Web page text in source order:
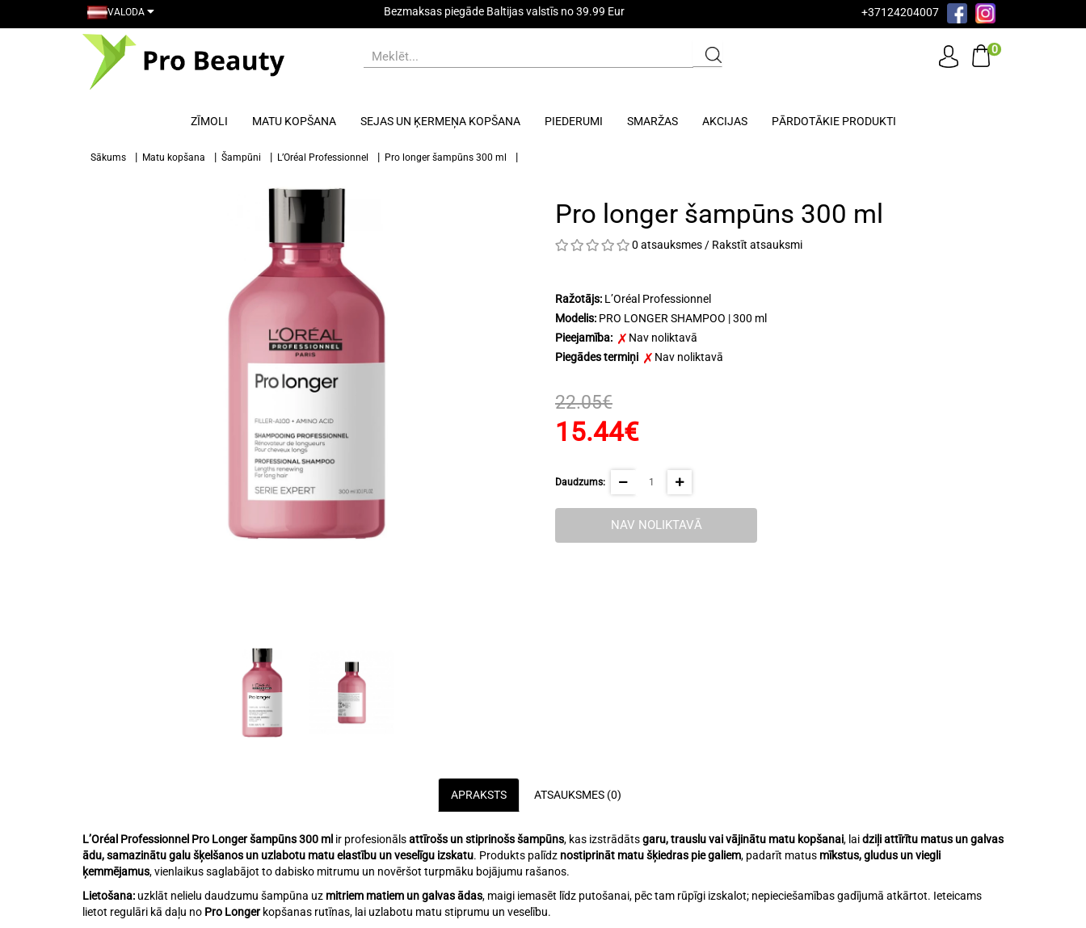
VALODA Bezmaksas piegāde Baltijas valstīs no 39.99 Eur +37124204007
0
ZĪMOLI MATU KOPŠANA SEJAS UN ĶERMEŅA KOPŠANA PIEDERUMI SMARŽAS AKCIJAS PĀRDOTĀKIE PRODUKTI
Sākums Matu kopšana Šampūni L’Oréal Professionnel Pro longer šampūns 300 ml
Pro longer šampūns 300 ml
0 atsauksmes / Rakstīt atsauksmi
Ražotājs: L’Oréal Professionnel
Modelis: PRO LONGER SHAMPOO | 300 ml
Pieejamība:
Nav noliktavā
Piegādes termiņi
Nav noliktavā
22.05€
15.44€
Daudzums:
NAV NOLIKTAVĀ
APRAKSTS ATSAUKSMES (0)
L’Oréal Professionnel Pro Longer šampūns 300 ml ir profesionālsattīrošs un stiprinošs šampūns, kas izstrādātsgaru, trauslu vai vājinātu matu kopšanai, laidziļi attīrītu matus un galvas
ādu, samazinātu galu šķelšanos un uzlabotu matu elastību un veselīgu izskatu. Produkts palīdz nostiprināt matu šķiedras pie galiem, padarīt matus mīkstus, gludus un viegli
ķemmējamus, vienlaikus saglabājot to dabisko mitrumu un novēršot turpmāku bojājumu rašanos.
Lietošana: uzklāt nelielu daudzumu šampūna uz mitriem matiem un galvas ādas, maigi iemasēt līdz putošanai, pēc tam rūpīgi izskalot; nepieciešamības gadījumā atkārtot. Ieteicams
lietot regulāri kā daļu no Pro Longerkopšanas rutīnas, lai uzlabotu matu stiprumu un veselību.